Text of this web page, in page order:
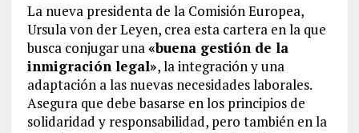
La nueva presidenta de la Comisión Europea,
Ursula von der Leyen, crea esta cartera en la que
busca conjugar una«buena gestión de la
inmigración legal», la integración y una
adaptación a las nuevas necesidades laborales.
Asegura que debe basarse en los principios de
solidaridad y responsabilidad, pero también en la